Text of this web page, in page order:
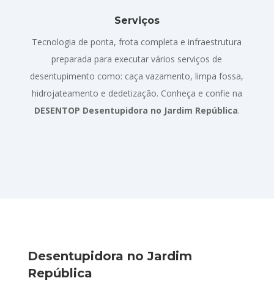
Serviços
Tecnologia de ponta, frota completa e infraestrutura
preparada para executar vários serviços de
desentupimento como: caça vazamento, limpa fossa,
hidrojateamento e dedetização. Conheça e confie na
DESENTOP Desentupidora no Jardim República.
Desentupidora no Jardim
República